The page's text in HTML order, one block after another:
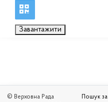
Завантажити
© Верховна Рада
Пошук за